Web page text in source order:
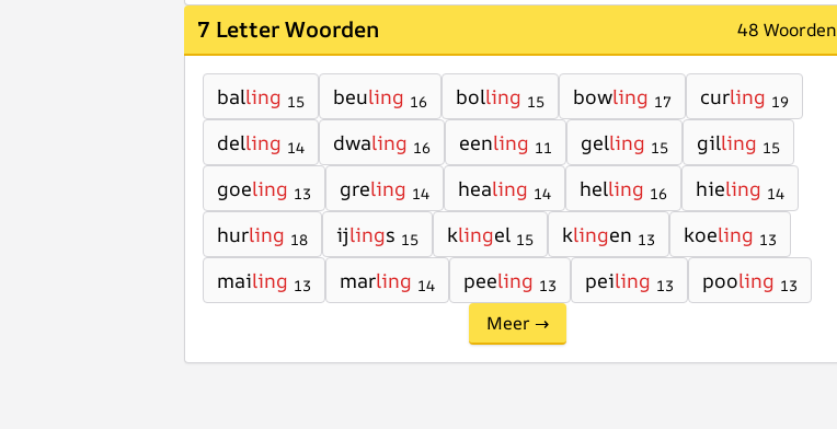
7 Letter Woorden 48 Woorden
balling 15 beuling 16 bolling 15 bowling 17 curling 19
delling 14 dwaling 16 eenling 11 gelling 15 gilling 15
goeling 13 greling 14 healing 14 helling 16 hieling 14
hurling 18 ijlings 15 klingel 15 klingen 13 koeling 13
mailing 13 marling 14 peeling 13 peiling 13 pooling 13
Meer →